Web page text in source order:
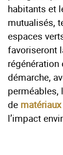
habitants et
mutualisés,
espaces
favoriseront
démarche,
perméables,
de
l’impact